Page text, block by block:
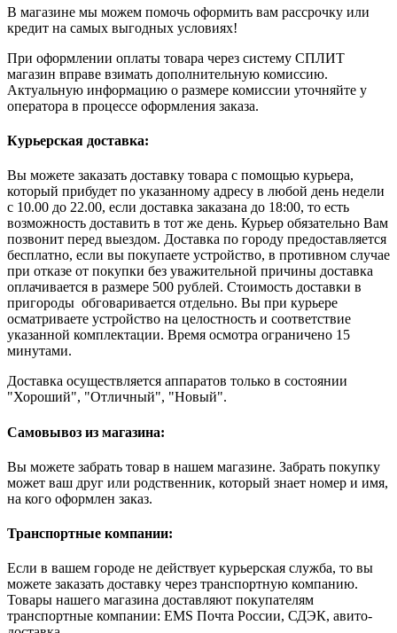
В магазине мы можем помочь оформить вам рассрочку или
кредит на самых выгодных условиях!
При оформлении оплаты товара через систему СПЛИТ
магазин вправе взимать дополнительную комиссию.
Актуальную информацию о размере комиссии уточняйте у
оператора в процессе оформления заказа.
Курьерская доставка:
Вы можете заказать доставку товара с помощью курьера,
который прибудет по указанному адресу в любой день недели
с 10.00 до 22.00, если доставка заказана до 18:00, то есть
возможность доставить в тот же день. Курьер обязательно Вам
позвонит перед выездом. Доставка по городу предоставляется
бесплатно, если вы покупаете устройство, в противном случае
при отказе от покупки без уважительной причины доставка
оплачивается в размере 500 рублей. Стоимость доставки в
пригороды обговаривается отдельно. Вы при курьере
осматриваете устройство на целостность и соответствие
указанной комплектации. Время осмотра ограничено 15
минутами.
Доставка осуществляется аппаратов только в состоянии
"Хороший", "Отличный", "Новый".
Самовывоз из магазина:
Вы можете забрать товар в нашем магазине. Забрать покупку
может ваш друг или родственник, который знает номер и имя,
на кого оформлен заказ.
Транспортные компании:
Если в вашем городе не действует курьерская служба, то вы
можете заказать доставку через транспортную компанию.
Товары нашего магазина доставляют покупателям
транспортные компании: EMS Почта России, СДЭК, авито-